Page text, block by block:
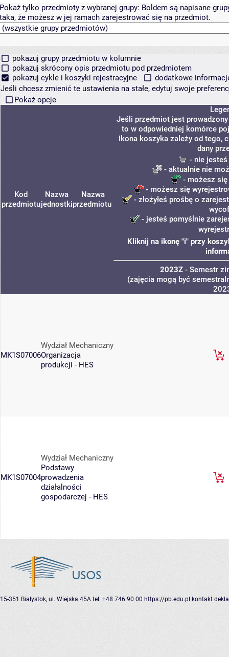
Pokaż tylko przedmioty z wybranej grupy: Boldem są napisane
taka, że możesz w jej ramach zarejestrować się na przedmiot.
pokazuj grupy przedmiotu w kolumnie
pokazuj skrócony opis przedmiotu pod przedmiotem
pokazuj cykle i koszyki rejestracyjne
dodatkowe
Jeśli chcesz zmienić te ustawienia na stałe, edytuj swoje
Pokaż opcje
Kod
przedmiotu
Nazwa
jednostki
Nazwa
przedmiotu
Jeśli przedmiot jest
to w odpowiedniej komórce
Ikona koszyka zależy od tego,
dany
- nie
- aktualnie nie
- możesz się
- możesz się
- złożyłeś prośbę o
- jesteś pomyślnie
Kliknij na ikonę "i" przy
2023Z - Semestr
(zajęcia mogą być
MK1S07006
Wydział Mechaniczny
Organizacja
produkcji - HES
MK1S07004
Wydział Mechaniczny
Podstawy
prowadzenia
działalności
gospodarczej - HES
15-351 Białystok, ul. Wiejska 45A tel: +48 746 90 00 https://pb.edu.pl kontakt